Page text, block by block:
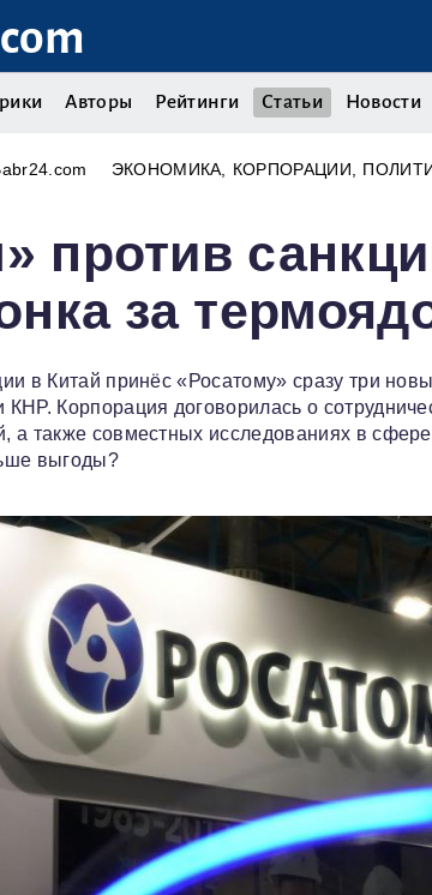
Авторы Рейтинги Статьи Новости
ЭКОНОМИКА КОРПОРАЦИИ
против
за
в Китай принёс «Росатому» сразу три
Корпорация договорилась о
а также совместных исследованиях в
выгоды?